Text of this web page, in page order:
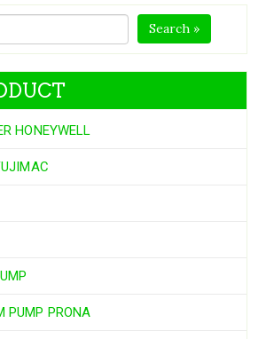
Search »
HONEYWELL
PUMP PRONA